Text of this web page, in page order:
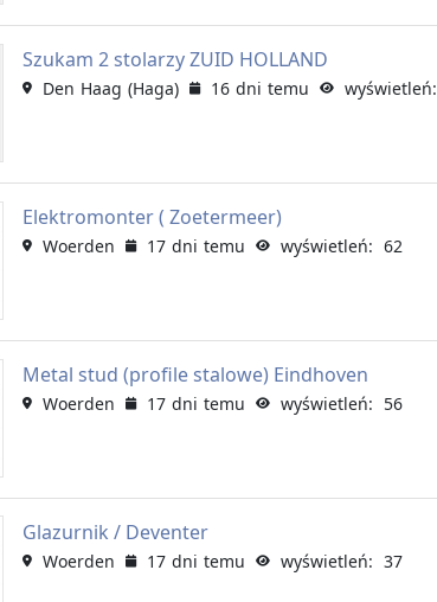
Szukam 2 stolarzy ZUID HOLLAND
Den Haag (Haga) 16 dni temu
Elektromonter ( Zoetermeer)
Woerden 17 dni temu wyświetleń: 62
Metal stud (profile stalowe) Eindhoven
Woerden 17 dni temu wyświetleń: 56
Glazurnik / Deventer
Woerden 17 dni temu wyświetleń: 37